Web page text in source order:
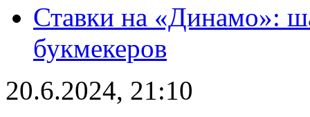
Ставки на «Динамо»:
букмекеров
20.6.2024, 21:10